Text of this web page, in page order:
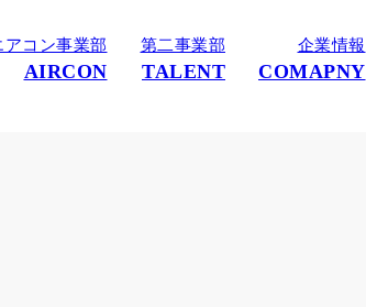
アコン事業部
AIRCON
第二事業部
TALENT
企業情報
COMAPNY